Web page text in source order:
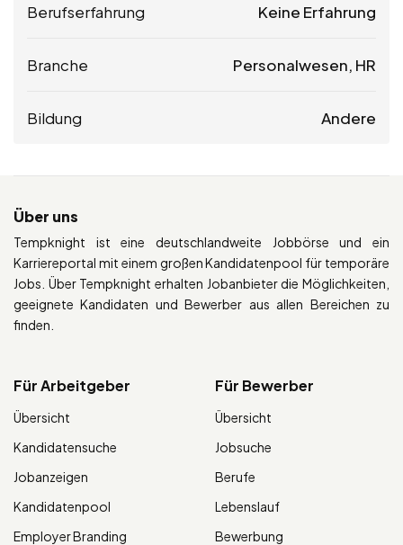
Berufserfahrung Keine Erfahrung
Branche Personalwesen, HR
Bildung Andere
Über uns
Tempknight ist eine deutschlandweite Jobbörse und ein
Karriereportal mit einem großen Kandidatenpool für temporäre
Jobs. Über Tempknight erhalten Jobanbieter die Möglichkeiten,
geeignete Kandidaten und Bewerber aus allen Bereichen zu
finden.
Für Arbeitgeber
Übersicht
Kandidatensuche
Jobanzeigen
Kandidatenpool
Employer Branding
Für Bewerber
Übersicht
Jobsuche
Berufe
Lebenslauf
Bewerbung